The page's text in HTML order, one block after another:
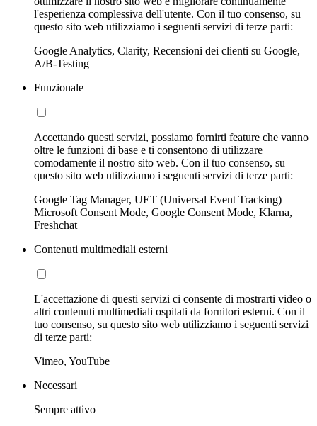
l'esperienza complessiva dell'utente. Con il tuo consenso, su
questo sito web utilizziamo i seguenti servizi di terze parti:
Google Analytics, Clarity, Recensioni dei clienti su Google,
A/B-Testing
Funzionale
Accettando questi servizi, possiamo fornirti feature che vanno
oltre le funzioni di base e ti consentono di utilizzare
comodamente il nostro sito web. Con il tuo consenso, su
questo sito web utilizziamo i seguenti servizi di terze parti:
Google Tag Manager, UET (Universal Event Tracking)
Microsoft Consent Mode, Google Consent Mode, Klarna,
Freshchat
Contenuti multimediali esterni
L'accettazione di questi servizi ci consente di mostrarti video o
altri contenuti multimediali ospitati da fornitori esterni. Con il
tuo consenso, su questo sito web utilizziamo i seguenti servizi
di terze parti:
Vimeo, YouTube
Necessari
Sempre attivo